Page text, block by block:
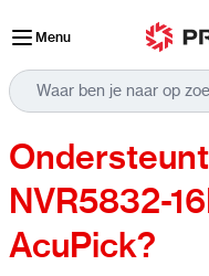
Menu
NVR5832-
AcuPick?